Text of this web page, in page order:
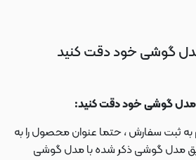
گوشی خود دقت کنید
مدل گوشی خود دقت کنید:
به ثبت سفارش ، حتما عنوان محصول را به
مدل گوشی ذکر شده با مدل گوشی